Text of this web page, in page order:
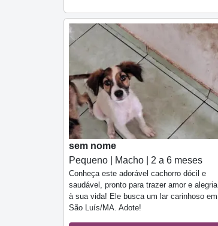
sem nome
Pequeno | Macho | 2 a 6 meses
Conheça este adorável cachorro dócil e
saudável, pronto para trazer amor e alegria
à sua vida! Ele busca um lar carinhoso em
São Luís/MA. Adote!